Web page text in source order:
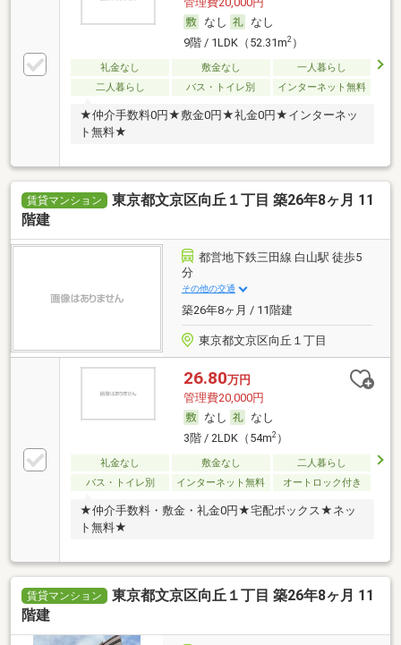
なし
なし
9階 / 1LDK（52.31m2）
礼金なし 敷金なし
一人暮らし
二人暮らし
バス・トイレ別 インターネット無料
★仲介手数料0円★敷金0円★礼金0円★インターネッ
ト無料★
賃貸マンション
東京都文京区向丘１丁目 築26年8ヶ月 11
階建
都営地下鉄三田線 白山駅 徒歩5
分
その他の交通
築26年8ヶ月 / 11階建
東京都文京区向丘１丁目
26.80万円
管理費20,000円
なし
なし
3階 / 2LDK（54m2）
礼金なし 敷金なし
二人暮らし
バス・トイレ別
インターネット無料 オートロック付き
★仲介手数料・敷金・礼金0円★宅配ボックス★ネッ
ト無料★
賃貸マンション
東京都文京区向丘１丁目 築26年8ヶ月 11
階建